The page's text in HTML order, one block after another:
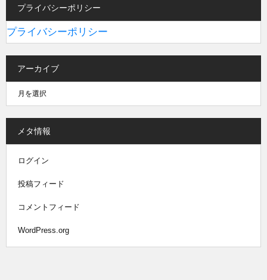
プライバシーポリシー
プライバシーポリシー
アーカイブ
メタ情報
ログイン
投稿フィード
コメントフィード
WordPress.org